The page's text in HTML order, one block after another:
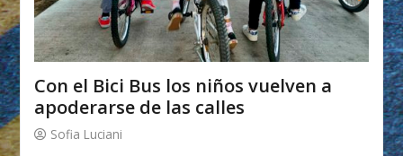
Con el Bici Bus los niños vuelven a
apoderarse de las calles
Sofia Luciani